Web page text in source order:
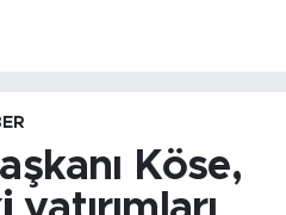
Köse,
ve Fikstür